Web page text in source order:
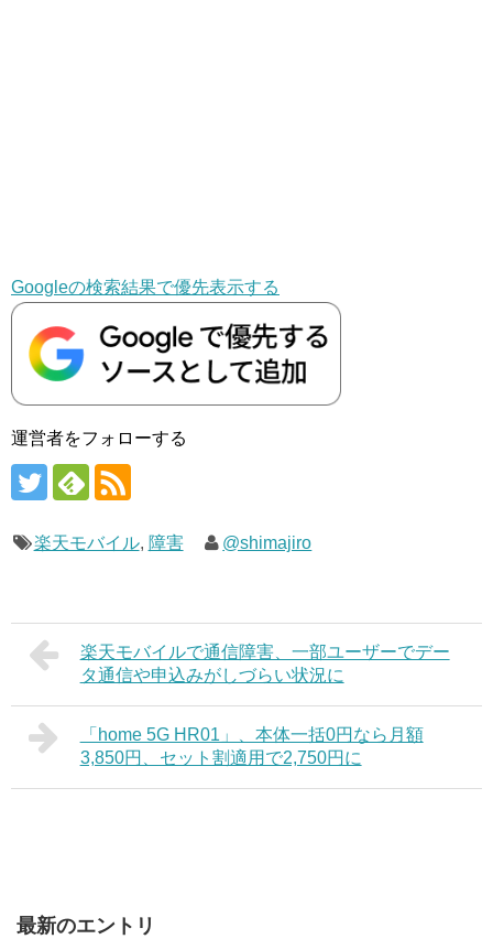
Googleの検索結果で優先表示する
運営者をフォローする
楽天モバイル, 障害 @shimajiro
楽天モバイルで通信障害、一部ユーザーでデー
タ通信や申込みがしづらい状況に
「home 5G HR01」、本体一括0円なら月額
3,850円、セット割適用で2,750円に
最新のエントリ